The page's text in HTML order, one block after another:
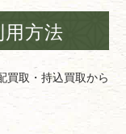
方法
買取・持込買取から